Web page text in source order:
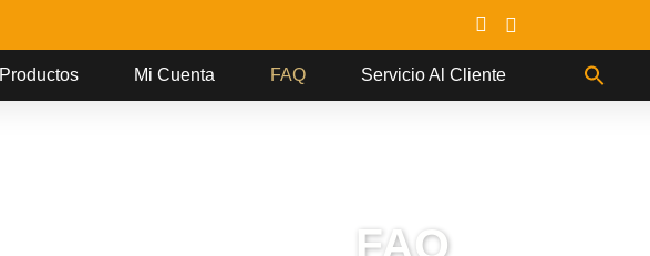
Productos Mi Cuenta FAQ Servicio Al Cliente
FAQ